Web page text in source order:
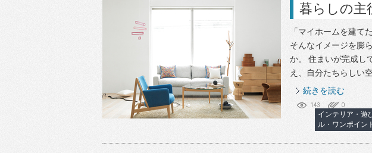
暮らしの主
「マイホームを建て
そんなイメージを膨
か。 住まいが完成し
え、自分たちらしい空
続きを読む
143 0
インテリア・遊
ル・ワンポイン